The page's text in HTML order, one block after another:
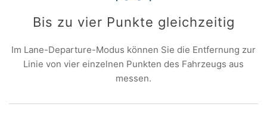
Bis zu vier Punkte gleichzeitig
Im Lane-Departure-Modus können Sie die Entfernung zur
Linie von vier einzelnen Punkten des Fahrzeugs aus
messen.